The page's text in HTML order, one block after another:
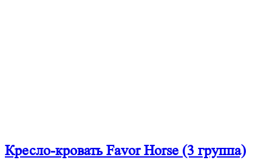
Кресло-кровать Favor Horse (3 группа)